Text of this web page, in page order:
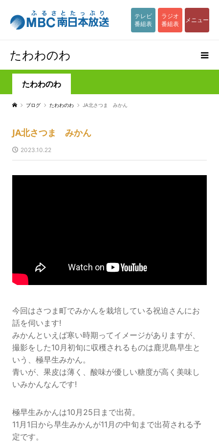
テレビ
番組表
ラジオ
番組表
メニュー
たわわのわ
たわわのわ
ブログ たわわのわ JA北さつま みかん
JA北さつま みかん
2023.10.22
今回はさつま町でみかんを栽培している祝迫さんにお
話を伺います!
みかんといえば寒い時期ってイメージがありますが、
撮影をした10月初旬に収穫されるものは鹿児島早生と
いう、極早生みかん。
青いが、果皮は薄く、酸味が優しい糖度が高く美味し
いみかんなんです!
極早生みかんは10月25日まで出荷。
11月1日から早生みかんが11月の中旬まで出荷される予
定です。